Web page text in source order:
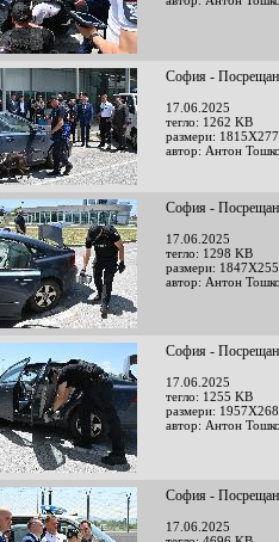
София -
17.06.2025
тегло: 1262 KB
размери:
автор: Антон
София -
17.06.2025
тегло: 1298 KB
размери:
автор: Антон
София -
17.06.2025
тегло: 1255 KB
размери:
автор: Антон
София -
17.06.2025